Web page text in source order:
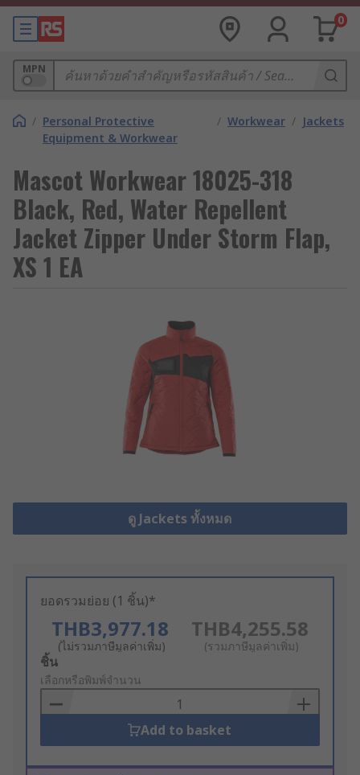
0
MPN
/ Personal Protective
Equipment & Workwear
/ Workwear / Jackets
Mascot Workwear 18025-318
Black, Red, Water Repellent
Jacket Zipper Under Storm Flap,
XS 1 EA
ดู Jackets ทั้งหมด
ยอดรวมย่อย (1 ชิ้น)*
THB3,977.18
(ไม่รวมภาษีมูลค่าเพิ่ม)
THB4,255.58
(รวมภาษีมูลค่าเพิ่ม)
Add
to
Basket
ชิ้น
เลือกหรือพิมพ์จำนวน
Add to basket